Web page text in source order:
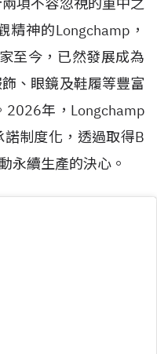
神的Longchamp，
至今，已然發展成為
、眼鏡及鞋履等豐富
2026年，Longchamp
制度化，透過取得B
永續生產的決心。